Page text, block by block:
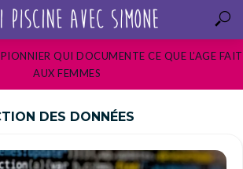
QUI DOCUMENTE CE QUE L’AGE FAIT
AUX FEMMES
DES DONNÉES